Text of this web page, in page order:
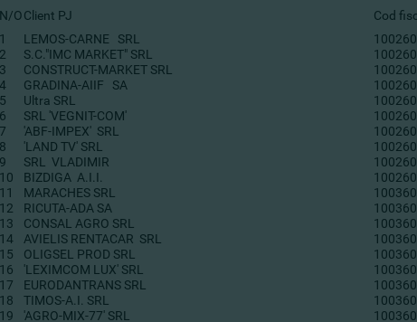
N/OClient PJ Cod
1
LEMOS-CARNE SRL
2
S.C."IMC MARKET" SRL
3
CONSTRUCT-MARKET SRL
4
GRADINA-AIIF SA
5
Ultra SRL
6
SRL 'VEGNIT-COM'
7
'ABF-IMPEX' SRL
8
'LAND TV' SRL
9
SRL VLADIMIR
10
BIZDIGA A.I.I.
11
MARACHES SRL
12
RICUTA-ADA SA
13
CONSAL AGRO SRL
14
AVIELIS RENTACAR SRL
15
OLIGSEL PROD SRL
16
'LEXIMCOM LUX' SRL
17
EURODANTRANS SRL
18
TIMOS-A.I. SRL
19
'AGRO-MIX-77' SRL